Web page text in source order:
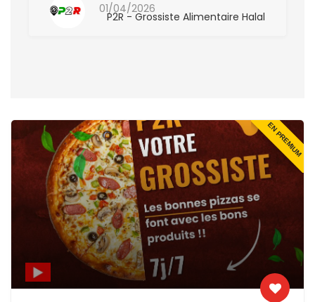
P2R - Grossiste Alimentaire Halal
01/04/2026
EN PREMIUM